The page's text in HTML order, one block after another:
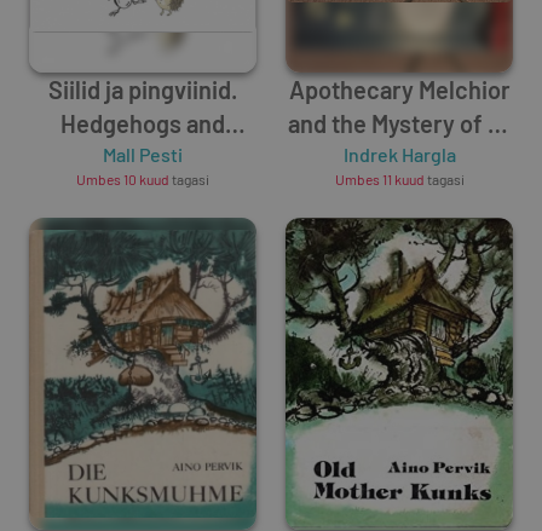
Siilid ja pingviinid.
Hedgehogs and
Penguins
Mall Pesti
Umbes 10 kuud tagasi
Apothecary Melchior
and the Mystery of St
Olaf's Church
Indrek Hargla
Umbes 11 kuud tagasi